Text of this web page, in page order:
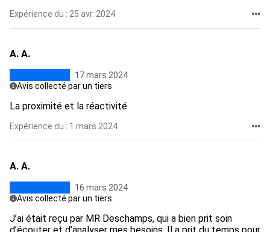
Expérience du : 25 avr. 2024
A. A.
17 mars 2024
Avis collecté par un tiers
La proximité et la réactivité
Expérience du : 1 mars 2024
A. A.
16 mars 2024
Avis collecté par un tiers
J’ai était reçu par MR Deschamps, qui a bien prit soin